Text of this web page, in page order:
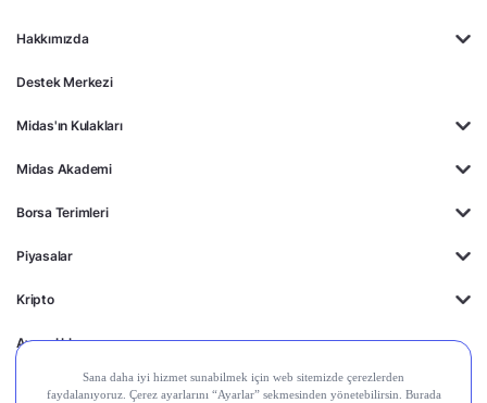
Hakkımızda
Destek Merkezi
Midas'ın Kulakları
Midas Akademi
Borsa Terimleri
Piyasalar
Kripto
Ayrıcalıklar